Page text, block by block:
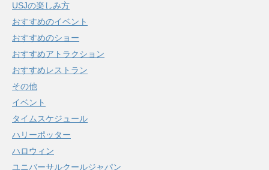
USJの楽しみ方
おすすめのイベント
おすすめのショー
おすすめアトラクション
おすすめレストラン
その他
イベント
タイムスケジュール
ハリーポッター
ハロウィン
ユニバーサルクールジャパン